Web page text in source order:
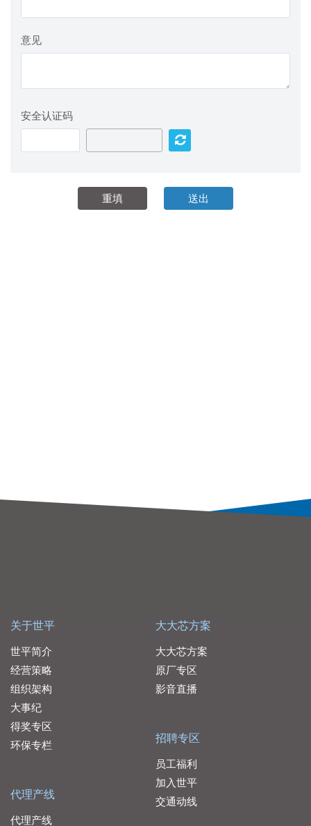
意见
安全认证码
关于世平
世平简介
经营策略
组织架构
大事纪
得奖专区
环保专栏
代理产线
代理产线
大大芯方案
大大芯方案
原厂专区
影音直播
招聘专区
员工福利
加入世平
交通动线